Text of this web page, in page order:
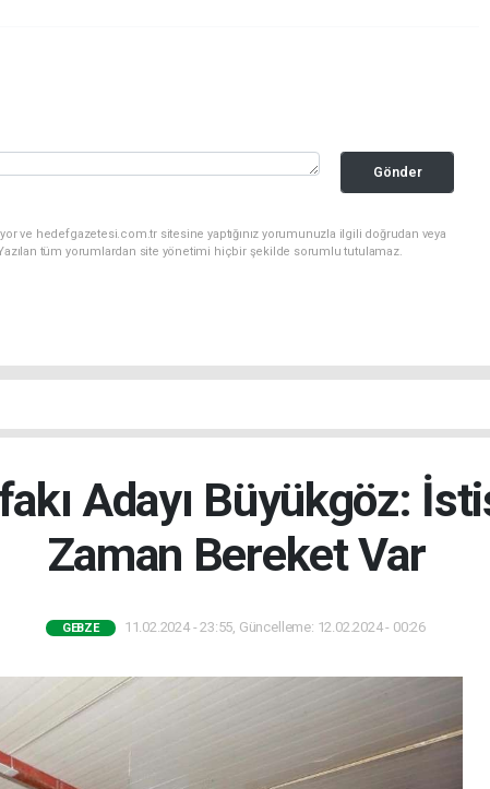
Gönder
ve hedefgazetesi.com.tr sitesine yaptığınız yorumunuzla ilgili doğrudan veya
tüm yorumlardan site yönetimi hiçbir şekilde sorumlu tutulamaz.
Adayı Büyükgöz:
Zaman Bereket Var
GEBZE 11.02.2024 - 23:55, Güncelleme: 12.02.2024 - 00:26